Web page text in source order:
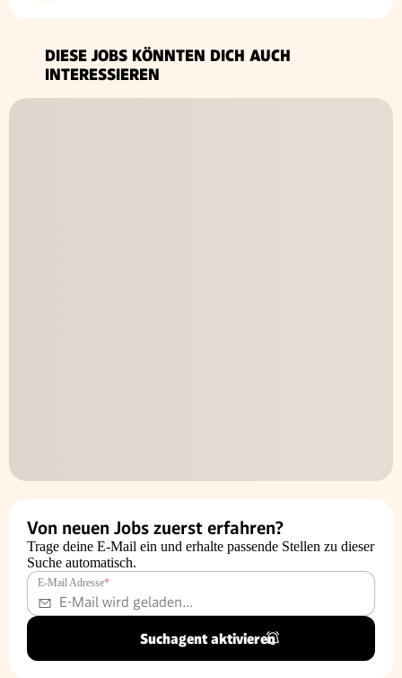
DIESE JOBS KÖNNTEN DICH AUCH
INTERESSIEREN
Von neuen Jobs zuerst erfahren?
Trage deine E-Mail ein und erhalte passende Stellen zu dieser
Suche automatisch.
E-Mail Adresse*
Suchagent aktivieren